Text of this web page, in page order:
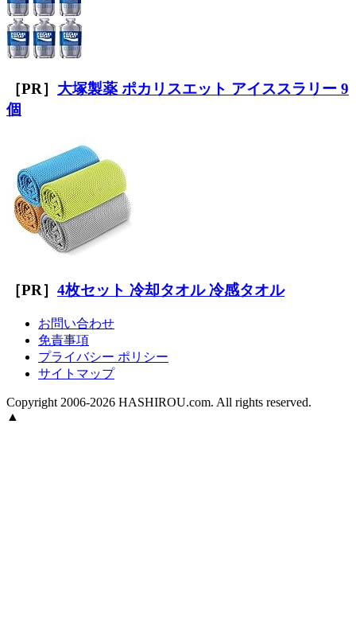
［PR］ 大塚製薬 ポカリスエット アイススラリー 9
個
［PR］ 4枚セット 冷却タオル 冷感タオル
お問い合わせ
免責事項
プライバシー ポリシー
サイトマップ
Copyright 2006-2026 HASHIROU.com. All rights reserved.
▲